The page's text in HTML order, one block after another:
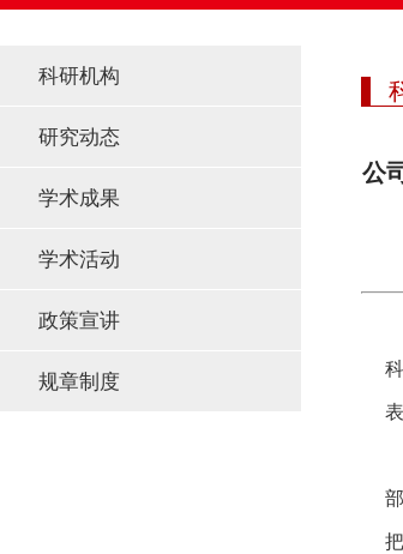
科研机构
研究动态
学术成果
学术活动
政策宣讲
规章制度
公
表